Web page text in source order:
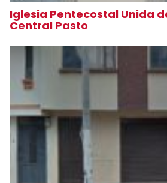
Iglesia Pentecostal Unida
Central Pasto